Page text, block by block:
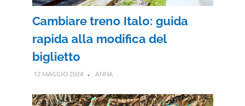
Cambiare treno Italo: guida
rapida alla modifica del
biglietto
12 MAGGIO 2024 ANNA